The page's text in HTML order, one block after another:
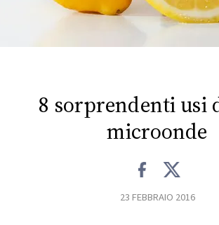
EVENTI
8 sorprendenti usi
microonde
23 FEBBRAIO 2016